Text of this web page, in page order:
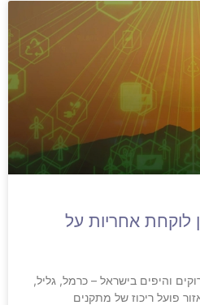
לוקחת אחריות על
והיפים בישראל – כרמל, גליל,
פועל ריכוז של מתקנים